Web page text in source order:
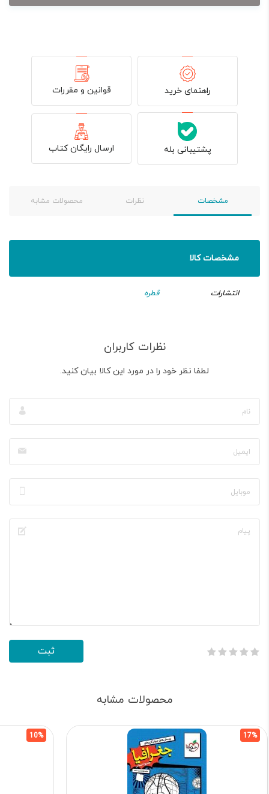
راهنمای خرید قوانین و مقررات
پشتیبانی بله ارسال رایگان کتاب
مشخصات نظرات محصولات مشابه
مشخصات کالا
انتشارات قطره
نظرات کاربران
لطفا نظر خود را در مورد این کالا بیان کنید.
محصولات مشابه
17%
10%